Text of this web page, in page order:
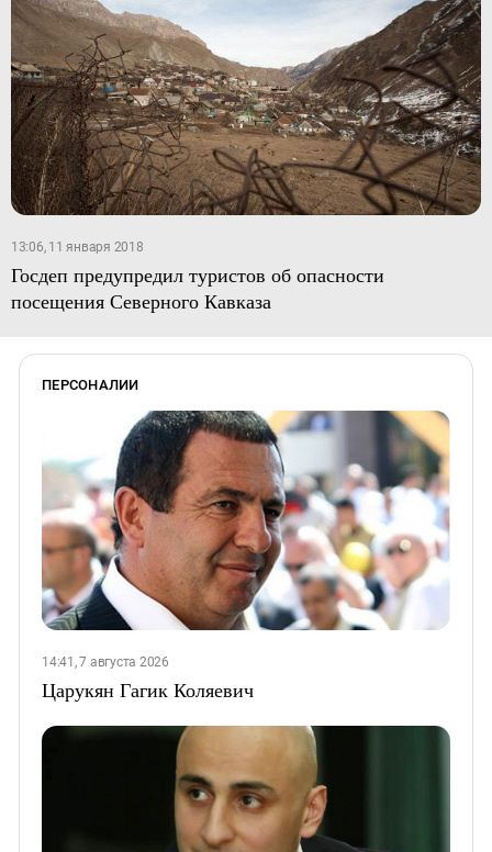
13:06, 11 января 2018
Госдеп предупредил туристов об опасности
посещения Северного Кавказа
ПЕРСОНАЛИИ
14:41, 7 августа 2026
Царукян Гагик Коляевич